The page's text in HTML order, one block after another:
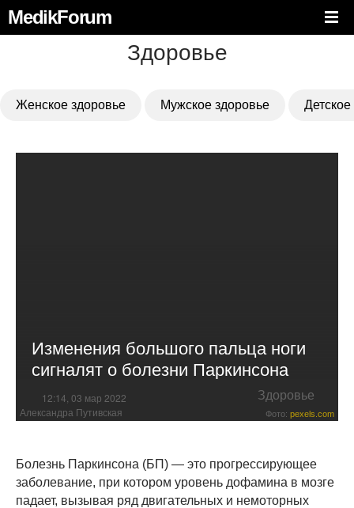
MedikForum
Здоровье
Женское здоровье Мужское здоровье
Изменения большого пальца ноги
сигналят о болезни Паркинсона
12:14, 03 мар 2022 Здоровье
Александра Путивская Фото: pexels.com
Болезнь Паркинсона (БП) — это прогрессирующее
заболевание, при котором уровень дофамина в мозге
падает, вызывая ряд двигательных и немоторных